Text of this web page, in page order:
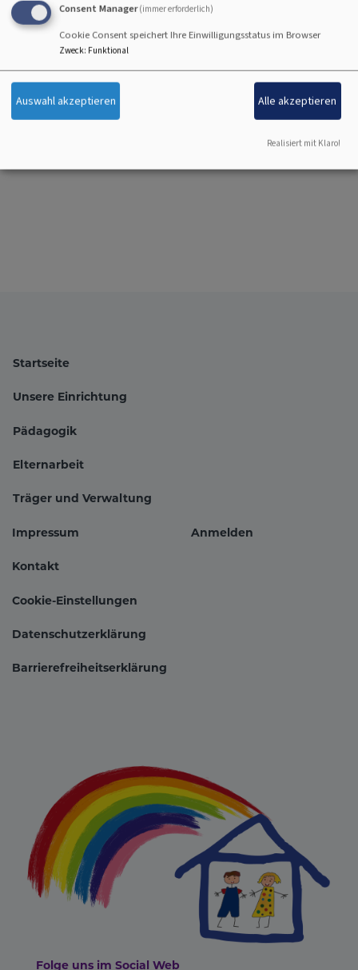
Lösen Sie diese einfache mathematische Aufgabe und geben das
Diese Frage dient der Vermeidung von Spam.
Hauptnavigation
Startseite
Unsere Einrichtung
Pädagogik
Elternarbeit
Träger und Verwaltung
Fußbereichsmenü
Impressum
Kontakt
Cookie-Einstellungen
Datenschutzerklärung
Barrierefreiheitserklärung
Anmelden
Folge uns im Social Web
Consent Manager (immer erforderlich)
Cookie Consent speichert Ihre Einwilligungsstatus im Browser
Zweck: Funktional
Auswahl akzeptieren Alle akzeptieren
Realisiert mit Klaro!